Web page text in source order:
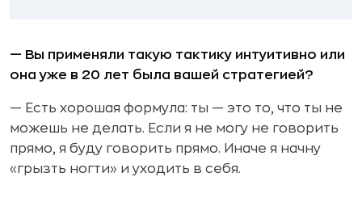
— Вы применяли такую тактику интуитивно или
она уже в 20 лет была вашей стратегией?
— Есть хорошая формула: ты — это то, что ты не
можешь не делать. Если я не могу не говорить
прямо, я буду говорить прямо. Иначе я начну
«грызть ногти» и уходить в себя.